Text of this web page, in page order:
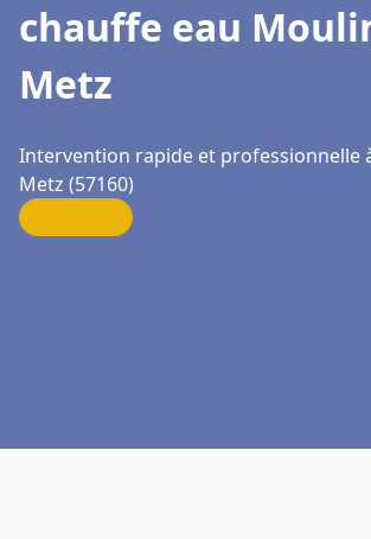
chauffe eau
Metz
Intervention rapide et professionnelle
Metz (57160)